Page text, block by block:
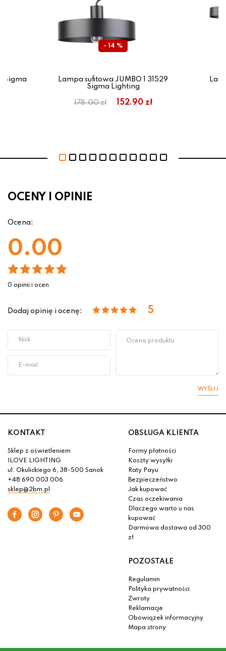
Sigma
- 14 %
Lampa sufitowa JUMBO 1 31529
Sigma Lighting
178.00 zł 152.90 zł
OCENY I OPINIE
Ocena:
0.00
0 opinii i ocen
Dodaj opinię i ocenę: 5
WYŚLIJ
KONTAKT
Sklep z oświetleniem
ILOVE LIGHTING
ul. Okulickiego 6, 38-500 Sanok
+48 690 003 006
sklep@2bm.pl
OBSŁUGA KLIENTA
Formy płatności
Koszty wysyłki
Raty Payu
Bezpieczeństwo
Jak kupować
Czas oczekiwania
Dlaczego warto u nas
kupować
Darmowa dostawa od 300
zł
POZOSTAŁE
Regulamin
Polityka prywatności
Zwroty
Reklamacje
Obowiązek informacyjny
Mapa strony